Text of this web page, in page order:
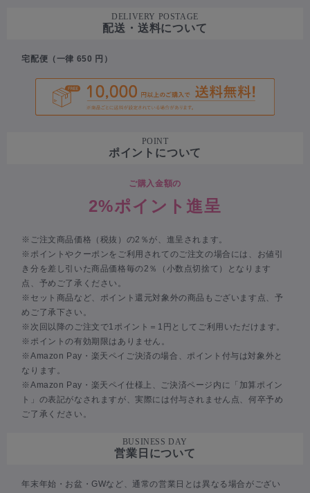
DELIVERY POSTAGE
配送・送料について
宅配便（一律 650 円）
POINT
ポイントについて
ご購入金額の
2%ポイント進呈
※ご注文商品価格（税抜）の2％が、進呈されます。
※ポイントやクーポンをご利用されてのご注文の場合には、お値引
き分を差し引いた商品価格毎の2％（小数点切捨て）となります
点、予めご了承ください。
※セット商品など、ポイント還元対象外の商品もございます点、予
めご了承下さい。
※次回以降のご注文で1ポイント＝1円としてご利用いただけます。
※ポイントの有効期限はありません。
※Amazon Pay・楽天ペイご決済の場合、ポイント付与は対象外と
なります。
※Amazon Pay・楽天ペイ仕様上、ご決済ページ内に「加算ポイン
ト」の表記がなされますが、実際には付与されません点、何卒予め
ご了承ください。
BUSINESS DAY
営業日について
年末年始・お盆・GWなど、通常の営業日とは異なる場合がござい